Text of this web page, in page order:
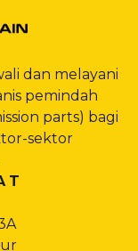
dan melayani
pemindah
parts) bagi
sektor